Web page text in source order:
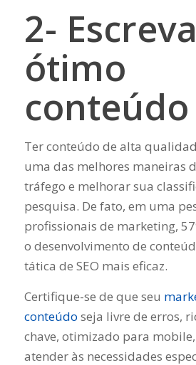
2-
ótimo
conteúdo
Ter conteúdo de alta
uma das melhores maneiras
tráfego e melhorar sua
pesquisa. De fato, em uma
profissionais de marketing,
o desenvolvimento de
tática de SEO mais eficaz.
Certifique-se de que seu
conteúdo seja livre de erros,
chave, otimizado para
atender às necessidades